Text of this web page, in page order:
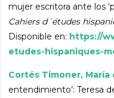
mujer escritora ante los
Cahiers d´études
Disponible en: https://
etudes-hispaniques-
Cortés Timoner, María
entendimiento’: Teresa